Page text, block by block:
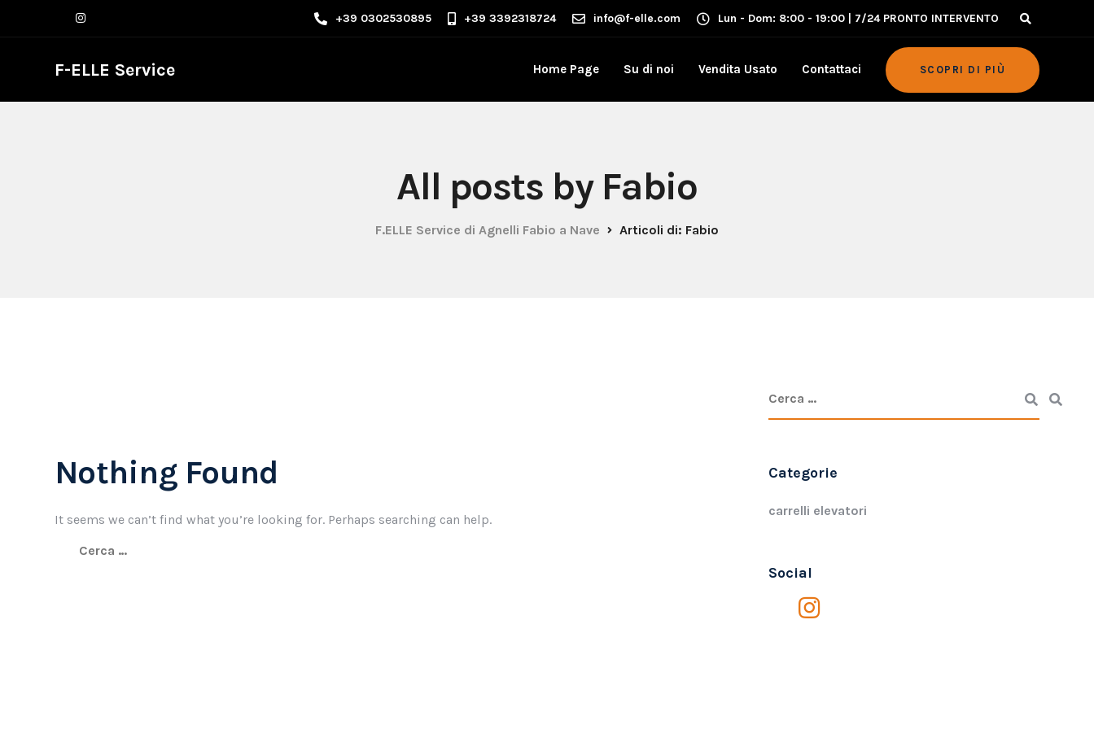
+39 0302530895 +39 3392318724 info@f-elle.com Lun - Dom: 8:00 - 19:00 | 7/24 PRONTO INTERVENTO
F-ELLE Service Home Page Su di noi Vendita Usato Contattaci SCOPRI DI PIÙ
All posts by Fabio
F.ELLE Service di Agnelli Fabio a Nave Articoli di: Fabio
Nothing Found
It seems we can’t find what you’re looking for. Perhaps searching can help.
Categorie
carrelli elevatori
Social